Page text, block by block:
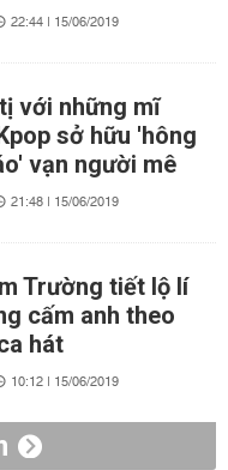
22:44 | 15/06/2019
với những mĩ
sở hữu 'hông
vạn người mê
21:48 | 15/06/2019
Trường tiết lộ lí
cấm anh theo
hát
10:12 | 15/06/2019